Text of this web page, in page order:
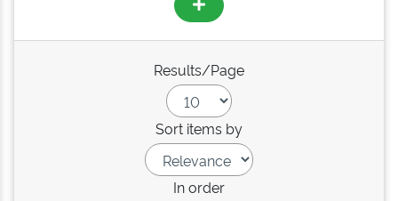
Results/Page
Sort items by
In order